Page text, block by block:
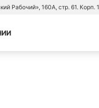
Рабочий», 160А, стр. 61. Корп. 1